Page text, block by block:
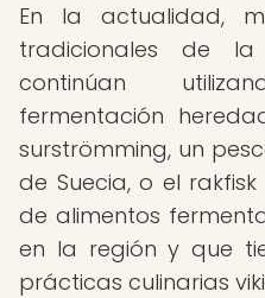
En la actualidad,
tradicionales de la
continúan
fermentación
surströmming, un
de Suecia, o el
de alimentos
en la región y que
prácticas culinarias